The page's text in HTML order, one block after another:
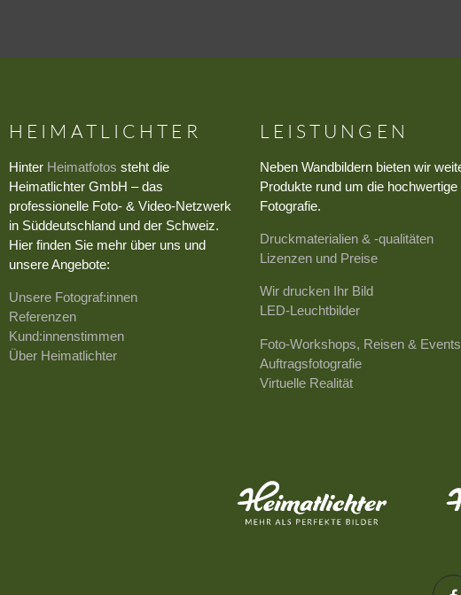
HEIMATLICHTER
Hinter Heimatfotos steht die
Heimatlichter GmbH – das
professionelle Foto- & Video-Netzwerk
in Süddeutschland und der Schweiz.
Hier finden Sie mehr über uns und
unsere Angebote:
Unsere Fotograf:innen
Referenzen
Kund:innenstimmen
Über Heimatlichter
LEISTUNGEN
Neben Wandbildern bieten wir
Produkte rund um die hochwertige
Fotografie.
Druckmaterialien & -qualitäten
Lizenzen und Preise
Wir drucken Ihr Bild
LED-Leuchtbilder
Foto-Workshops, Reisen & Events
Auftragsfotografie
Virtuelle Realität